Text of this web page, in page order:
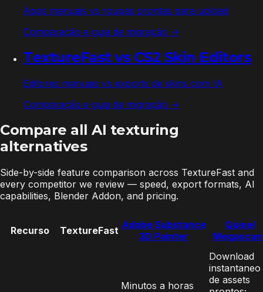
Apps manuais vs roupas prontas para upload
Comparação e guia de migração →
TextureFast vs CS2 Skin Editors
Editores manuais vs exports de skins com IA
Comparação e guia de migração →
Compare all AI texturing
alternatives
Side-by-side feature comparison across TextureFast and
every competitor we review — speed, export formats, AI
capabilities, Blender Addon, and pricing.
Recurso TextureFast Adobe Substance
3D Painter
Quixel
Minutos a horas
Download
instantaneo
de assets